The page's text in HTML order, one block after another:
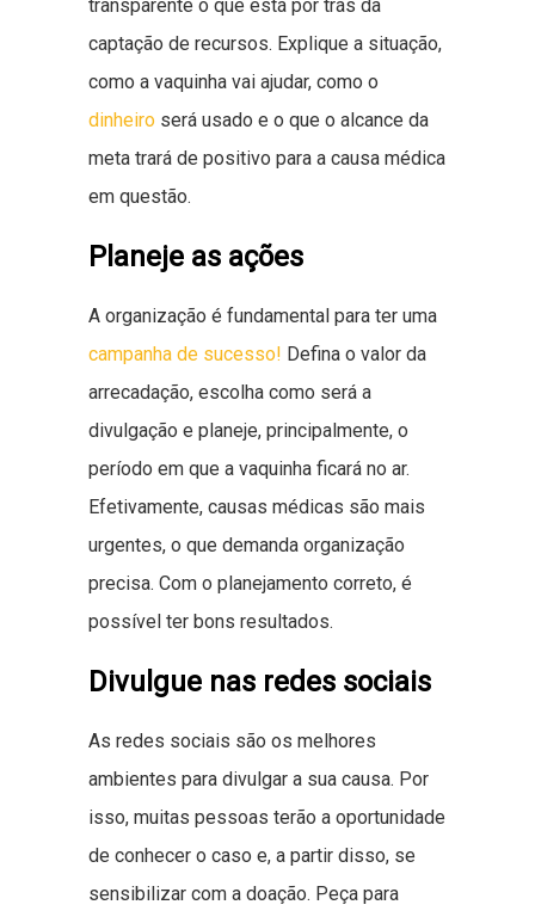
transparente o que está por trás da
captação de recursos. Explique a situação,
como a vaquinha vai ajudar, como o
dinheiro será usado e o que o alcance da
meta trará de positivo para a causa médica
em questão.
Planeje as ações
A organização é fundamental para ter uma
campanha de sucesso! Defina o valor da
arrecadação, escolha como será a
divulgação e planeje, principalmente, o
período em que a vaquinha ficará no ar.
Efetivamente, causas médicas são mais
urgentes, o que demanda organização
precisa. Com o planejamento correto, é
possível ter bons resultados.
Divulgue nas redes sociais
As redes sociais são os melhores
ambientes para divulgar a sua causa. Por
isso, muitas pessoas terão a oportunidade
de conhecer o caso e, a partir disso, se
sensibilizar com a doação. Peça para